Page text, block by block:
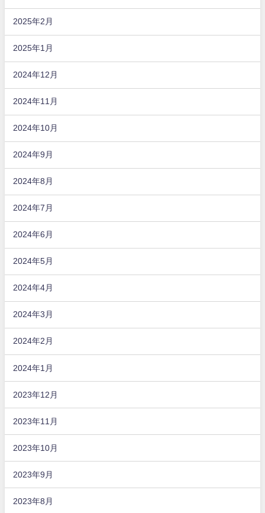
2025年2月
2025年1月
2024年12月
2024年11月
2024年10月
2024年9月
2024年8月
2024年7月
2024年6月
2024年5月
2024年4月
2024年3月
2024年2月
2024年1月
2023年12月
2023年11月
2023年10月
2023年9月
2023年8月